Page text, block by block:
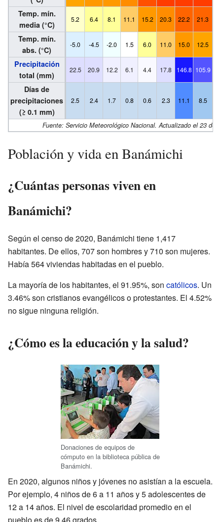
Temp. mín.
media (°C)
5.2 6.4 8.1 11.1 15.2 20.3 22.2 21.3
Temp. mín.
abs. (°C)
-5.0 -4.5 -2.0 1.5 6.0 11.0 15.0 12.5
Precipitación
total (mm)
22.5 20.9 12.2 6.1 4.4 17.8 146.8 105.9
Días de
precipitaciones
(≥ 0.1 mm)
2.5 2.4 1.7 0.8 0.6 2.3 11.1 8.5
Fuente: Servicio Meteorológico Nacional. Actualizado el 23 de
Población y vida en Banámichi
¿Cuántas personas viven en
Banámichi?
Según el censo de 2020, Banámichi tiene 1,417
habitantes. De ellos, 707 son hombres y 710 son mujeres.
Había 564 viviendas habitadas en el pueblo.
La mayoría de los habitantes, el 91.95%, son católicos. Un
3.46% son cristianos evangélicos o protestantes. El 4.52%
no sigue ninguna religión.
¿Cómo es la educación y la salud?
Donaciones de equipos de
cómputo en la biblioteca pública de
Banámichi.
En 2020, algunos niños y jóvenes no asistían a la escuela.
Por ejemplo, 4 niños de 6 a 11 años y 5 adolescentes de
12 a 14 años. El nivel de escolaridad promedio en el